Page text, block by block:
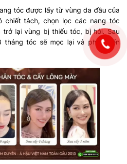
tóc được lấy từ vùng da đầu của
chiết tách, chọn lọc các nang tóc
trở lại vùng bị thiếu tóc, bị hói. Sau
tháng tóc sẽ mọc lại và phát triển